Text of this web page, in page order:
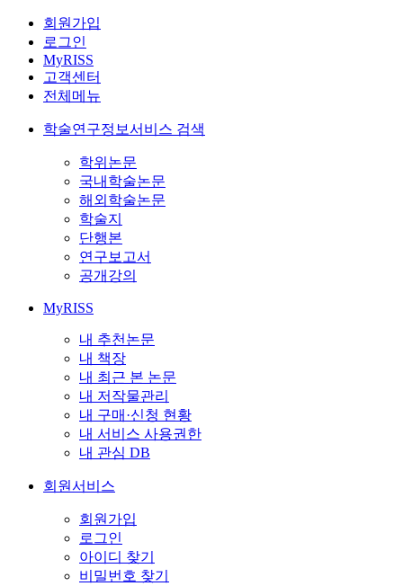
회원가입
로그인
MyRISS
고객센터
전체메뉴
학술연구정보서비스 검색
학위논문
국내학술논문
해외학술논문
학술지
단행본
연구보고서
공개강의
MyRISS
내 추천논문
내 책장
내 최근 본 논문
내 저작물관리
내 구매·신청 현황
내 서비스 사용권한
내 관심 DB
회원서비스
회원가입
로그인
아이디 찾기
비밀번호 찾기